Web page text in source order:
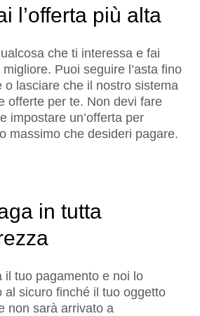
l’offerta più alta
che ti interessa e fai
migliore. Puoi seguire l’asta fino
o lasciare che il nostro sistema
offerte per te. Non devi fare
impostare un’offerta per
massimo che desideri pagare.
in tutta
il tuo pagamento e noi lo
al sicuro finché il tuo oggetto
non sarà arrivato a